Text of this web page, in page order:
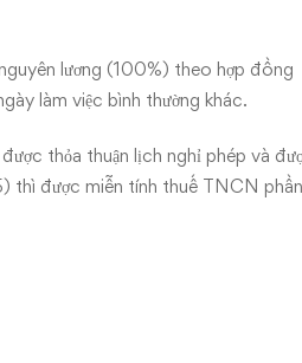
lương (100%) theo hợp đồng
làm việc bình thường khác.
thỏa thuận lịch nghỉ phép và
được miễn tính thuế TNCN phần